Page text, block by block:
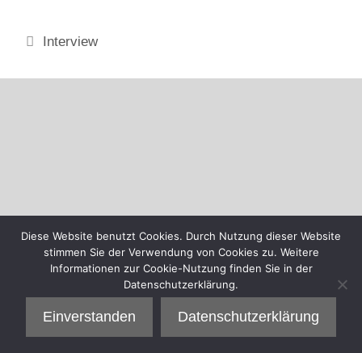
Kategorien
Interview
Diese Website benutzt Cookies. Durch Nutzung dieser Website
stimmen Sie der Verwendung von Cookies zu. Weitere
Informationen zur Cookie-Nutzung finden Sie in der
Datenschutzerklärung.
Einverstanden Datenschutzerklärung